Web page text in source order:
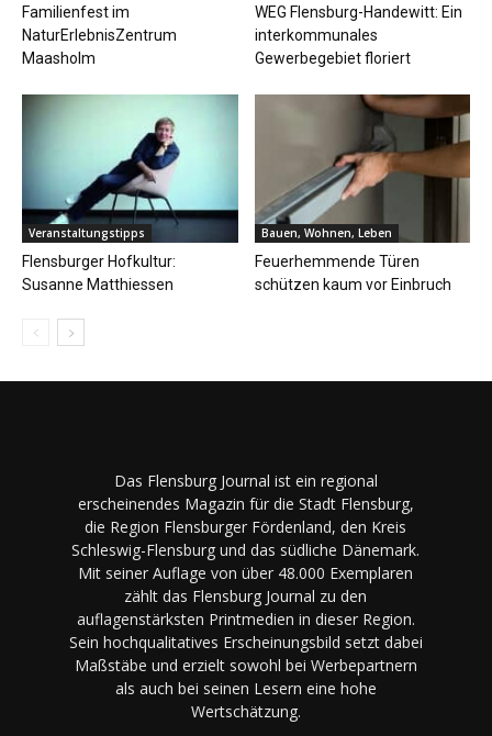
Familienfest im
NaturErlebnisZentrum
Maasholm
WEG Flensburg-Handewitt: Ein
interkommunales
Gewerbegebiet floriert
Veranstaltungstipps
Flensburger Hofkultur:
Susanne Matthiessen
Bauen, Wohnen, Leben
Feuerhemmende Türen
schützen kaum vor Einbruch
Das Flensburg Journal ist ein regional
erscheinendes Magazin für die Stadt Flensburg,
die Region Flensburger Fördenland, den Kreis
Schleswig-Flensburg und das südliche Dänemark.
Mit seiner Auflage von über 48.000 Exemplaren
zählt das Flensburg Journal zu den
auflagenstärksten Printmedien in dieser Region.
Sein hochqualitatives Erscheinungsbild setzt dabei
Maßstäbe und erzielt sowohl bei Werbepartnern
als auch bei seinen Lesern eine hohe
Wertschätzung.